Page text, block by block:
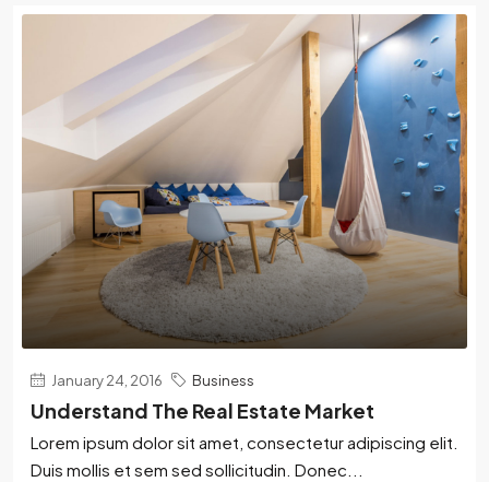
January 24, 2016 Business
Understand The Real Estate Market
Lorem ipsum dolor sit amet, consectetur adipiscing elit.
Duis mollis et sem sed sollicitudin. Donec...